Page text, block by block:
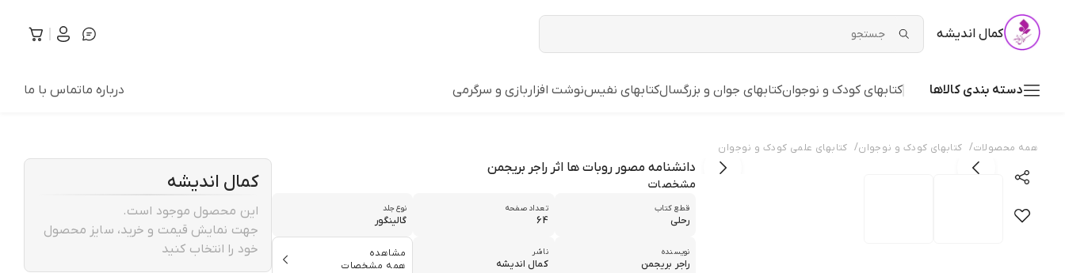
کمال اندیشه
دسته بندی کالاها کتابهای کودک و نوجوانکتابهای جوان و بزرگسالکتابهای نفیسنوشت افزار بازي و سرگرمي درباره ماتماس با ما
همه محصولات/ کتابهای کودک و نوجوان/ کتابهای علمی کودک و نوجوان
دانشنامه مصور روبات ها اثر راجر بریجمن
مشخصات
قطع كتاب
رحلي
تعداد صفحه
64
نوع جلد
گالينگور
نويسنده
راجر بريجمن
ناشر
كمال انديشه
مشاهده
همه مشخصات
کمال اندیشه
این محصول موجود است.
جهت نمایش قیمت و خرید، سایز محصول
خود را انتخاب کنید